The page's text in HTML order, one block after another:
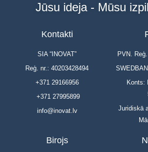
Jūsu ideja - Mūsu
Kontakti
SIA “INOVAT”
Reģ. nr.: 40203428494
+371 29166956
+371 27995899
info@inovat.lv
PVN.
Konts:
Juridiskā
Birojs